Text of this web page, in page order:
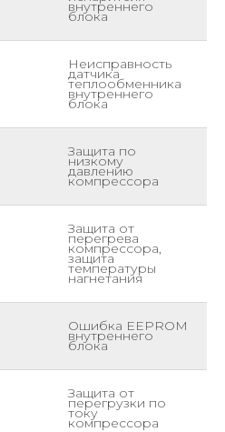
внутреннего
блока
Неисправность
датчика
теплообменника
внутреннего
блока
Защита по
низкому
давлению
компрессора
Защита от
перегрева
компрессора,
защита
температуры
нагнетания
Ошибка EEPROM
внутреннего
блока
Защита от
перегрузки по
току
компрессора